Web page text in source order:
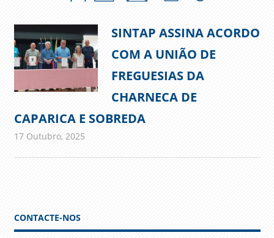
SINTAP ASSINA ACORDO
COM A UNIÃO DE
FREGUESIAS DA
CHARNECA DE
CAPARICA E SOBREDA
17 Outubro, 2025admin
Comunicados
CONTACTE-NOS